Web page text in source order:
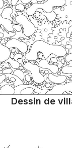
Dessin de